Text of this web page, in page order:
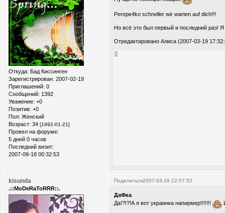
Откуда: Бад Киссинген
Зарегистрирован: 2007-02-19
Приглашений: 0
Сообщений: 1392
Уважение: +0
Позитив: +0
Пол: Женский
Возраст: 34 [1992-01-21]
Провел на форуме:
5 дней 0 часов
Последний визит:
2007-09-18 00:32:53
Perepe4ko schneller wir warten auf dich!!!
Но всё это был первый и последний раз!
Отредактировано Алиса (2007-03-19
0
Поделиться2007-03-19 22:57:52
kisunda
.::MoDeRaToRRR::.
ДаФка
Да!?!?!А я вот украинка напирмер!!!!!!!